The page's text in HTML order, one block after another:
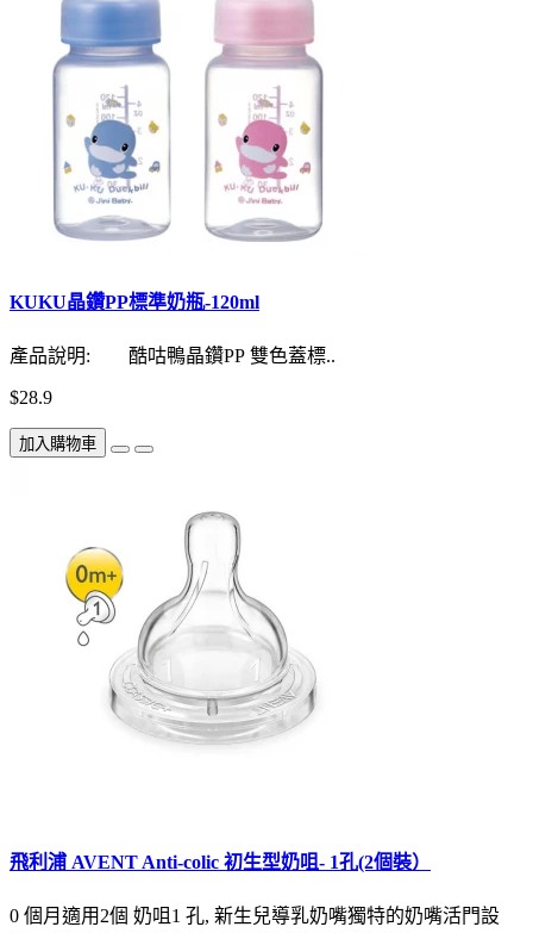
KUKU晶鑽PP標準奶瓶-120ml
產品說明: 酷咕鴨晶鑽PP 雙色蓋標..
$28.9
加入購物車
飛利浦 AVENT Anti-colic 初生型奶咀- 1孔(2個裝）
0 個月適用2個 奶咀1 孔, 新生兒導乳奶嘴獨特的奶嘴活門設